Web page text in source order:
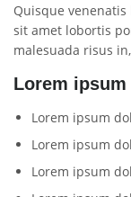
Quisque
sit amet lobortis
malesuada risus
Lorem
Lorem ipsum
Lorem ipsum
Lorem ipsum